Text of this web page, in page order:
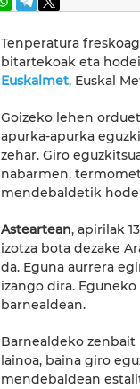
Tenperatura
bitartekoak eta
Euskalmet, Euskal
Goizeko lehen
apurka-apurka
zehar. Giro
nabarmen,
mendebaldetik
Asteartean, apirilak
izotza bota dezake
da. Eguna aurrera
izango dira.
barnealdean.
Barnealdeko
lainoa, baina giro
mendebaldean